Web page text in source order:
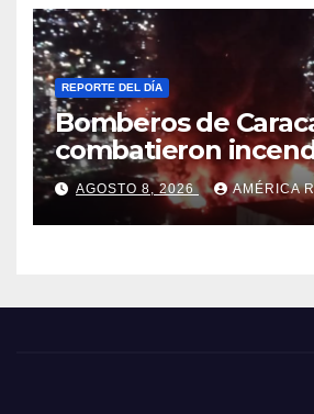
REPORTE DEL DÍA
Bomberos de
combatieron
gran magnitud en
industrial de El
AGOSTO 8, 2026 AMÉRICA